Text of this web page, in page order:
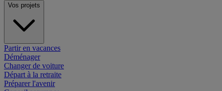
Vos projets
Partir en vacances
Déménager
Changer de voiture
Départ à la retraite
Préparer l'avenir